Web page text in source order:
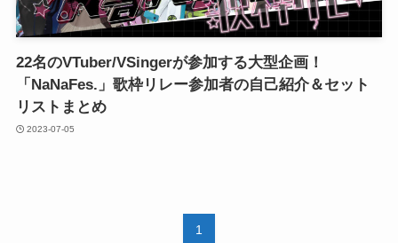
22名のVTuber/VSingerが参加する大型企画！
「NaNaFes.」歌枠リレー参加者の自己紹介＆セット
リストまとめ
2023-07-05
1